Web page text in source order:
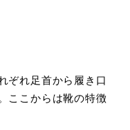
ぞれ足首から履き口
ここからは靴の特徴